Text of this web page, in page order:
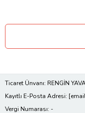
Ticaret Ünvanı: RENGİN
Kayıtlı E-Posta Adresi:
Vergi Numarası: -